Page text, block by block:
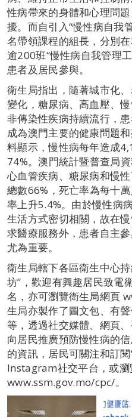
性病帶來的身體和心理問
擾。而自引入“慢性病自我
名帶領課程的組長，分別
逾200班“慢性病自我管理
患者及居民參與。
衛生局指出，隨著城市化
變化，糖尿病、高血壓、
非傳染性疾病持續流行，
成為澳門主要的健康問題
料顯示，慢性病每年造成
74%。澳門統計暨普查局
心血管疾病、糖尿病和慢
總數66%，死亡率為每十
率上升5.4%。由於慢性病
生活方式密切相關，故在
求醫療服務外，患者自主
尤為重要。
衛生局轄下各區衛生中心
坊”，歡迎有興趣居民致電
名，亦可瀏覽衛生局網頁
生局亦製作了圖文包、有
等，透過社交媒體、網頁
向居民推廣預防慢性病的
的資訊，居民可關注和訂
Instagram社交平台，或
www.ssm.gov.mo/cpc/。